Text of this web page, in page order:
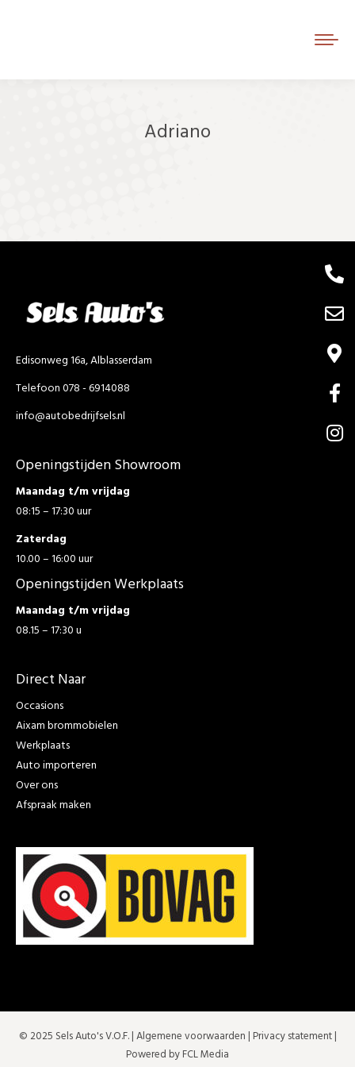
Adriano
Edisonweg 16a, Alblasserdam
Telefoon 078 - 6914088
info@autobedrijfsels.nl
Openingstijden Showroom
Maandag t/m vrijdag
08:15 – 17:30 uur
Zaterdag
10.00 – 16:00 uur
Openingstijden Werkplaats
Maandag t/m vrijdag
08.15 – 17:30 u
Direct Naar
Occasions
Aixam brommobielen
Werkplaats
Auto importeren
Over ons
Afspraak maken
© 2025 Sels Auto's V.O.F. |Algemene voorwaarden | Privacy statement|
Powered by FCL Media